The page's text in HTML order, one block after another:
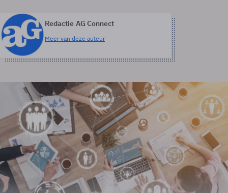
Redactie AG Connect
Meer van deze auteur